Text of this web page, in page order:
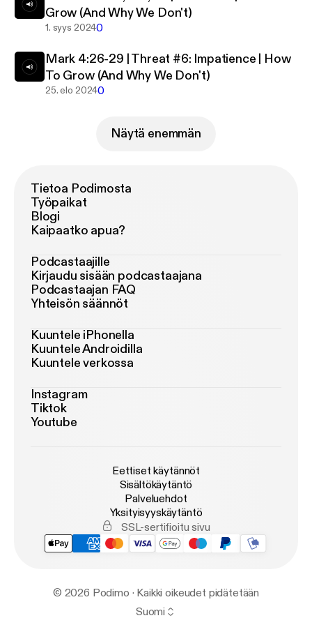
Grow (And Why We Don't)
1. syys 20240
Mark 4:26-29 | Threat #6: Impatience | How
To Grow (And Why We Don't)
25. elo 20240
Näytä enemmän
Tietoa Podimosta
Työpaikat
Blogi
Kaipaatko apua?
Podcastaajille
Kirjaudu sisään podcastaajana
Podcastaajan FAQ
Yhteisön säännöt
Kuuntele iPhonella
Kuuntele Androidilla
Kuuntele verkossa
Instagram
Tiktok
Youtube
Eettiset käytännöt
Sisältökäytäntö
Palveluehdot
Yksityisyyskäytäntö
SSL-sertifioitu sivu
© 2026 Podimo · Kaikki oikeudet pidätetään
Suomi